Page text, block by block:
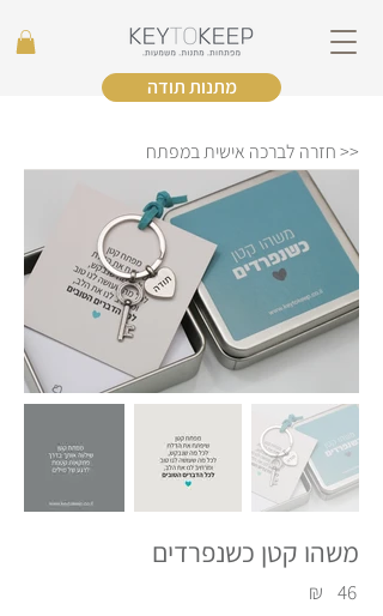
מתנות תודה
<< חזרה לברכה אישית במפתח
משהו קטן כשנפרדים
46
₪